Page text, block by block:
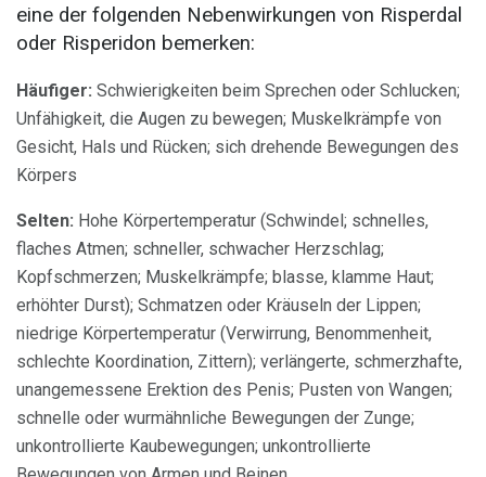
eine der folgenden Nebenwirkungen von Risperdal
oder Risperidon bemerken:
Häufiger: Schwierigkeiten beim Sprechen oder Schlucken;
Unfähigkeit, die Augen zu bewegen; Muskelkrämpfe von
Gesicht, Hals und Rücken; sich drehende Bewegungen des
Körpers
Selten: Hohe Körpertemperatur (Schwindel; schnelles,
flaches Atmen; schneller, schwacher Herzschlag;
Kopfschmerzen; Muskelkrämpfe; blasse, klamme Haut;
erhöhter Durst); Schmatzen oder Kräuseln der Lippen;
niedrige Körpertemperatur (Verwirrung, Benommenheit,
schlechte Koordination, Zittern); verlängerte, schmerzhafte,
unangemessene Erektion des Penis; Pusten von Wangen;
schnelle oder wurmähnliche Bewegungen der Zunge;
unkontrollierte Kaubewegungen; unkontrollierte